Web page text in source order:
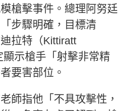
槍擊事件。總理 阿努廷
步驟明確，目標清
拉特（Kittiratt
示槍手「射擊非常精
要害部位。
師指他「不具攻擊性，